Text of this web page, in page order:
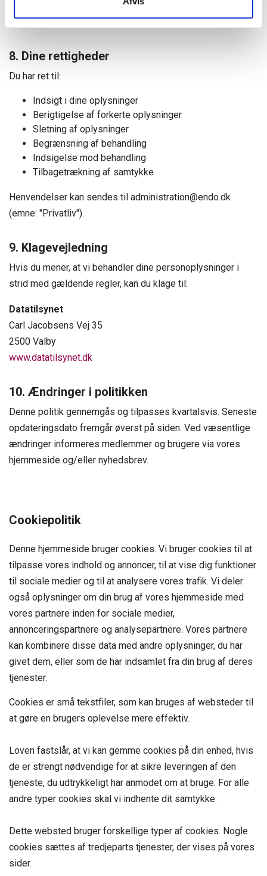
Se detaljer i vores cookiedeklaration (opdateres
kvartalsvis).
8. Dine rettigheder
Du har ret til:
Indsigt i dine oplysninger
Berigtigelse af forkerte oplysninger
Sletning af oplysninger
Begrænsning af behandling
Indsigelse mod behandling
Tilbagetrækning af samtykke
Henvendelser kan sendes til administration@endo.dk
(emne: "Privatliv").
9. Klagevejledning
Hvis du mener, at vi behandler dine personoplysninger i
strid med gældende regler, kan du klage til:
Datatilsynet
Carl Jacobsens Vej 35
2500 Valby
www.datatilsynet.dk
10. Ændringer i politikken
Denne politik gennemgås og tilpasses kvartalsvis. Seneste
opdateringsdato fremgår øverst på siden. Ved væsentlige
ændringer informeres medlemmer og brugere via vores
hjemmeside og/eller nyhedsbrev.
Cookiepolitik
Denne hjemmeside bruger cookies. Vi bruger cookies til at
tilpasse vores indhold og annoncer, til at vise dig funktioner
til sociale medier og til at analysere vores trafik. Vi deler
også oplysninger om din brug af vores hjemmeside med
vores partnere inden for sociale medier,
annonceringspartnere og analysepartnere. Vores partnere
kan kombinere disse data med andre oplysninger, du har
givet dem, eller som de har indsamlet fra din brug af deres
tjenester.
Cookies er små tekstfiler, som kan bruges af websteder til
at gøre en brugers oplevelse mere effektiv.
Loven fastslår, at vi kan gemme cookies på din enhed, hvis
de er strengt nødvendige for at sikre leveringen af den
tjeneste, du udtrykkeligt har anmodet om at bruge. For alle
andre typer cookies skal vi indhente dit samtykke.
Dette websted bruger forskellige typer af cookies. Nogle
cookies sættes af tredjeparts tjenester, der vises på vores
sider.